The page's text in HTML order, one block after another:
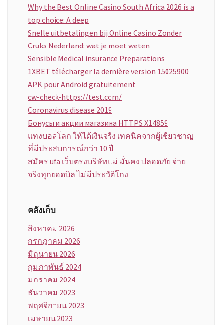
Why the Best Online Casino South Africa 2026 is a
top choice: A deep
Snelle uitbetalingen bij Online Casino Zonder
Cruks Nederland: wat je moet weten
Sensible Medical insurance Preparations
1XBET télécharger la dernière version 15025900
APK pour Android gratuitement
cw-check-https://test.com/
Coronavirus disease 2019
Бонусы и акции магазина HTTPS X14859
แทงบอลโลก ให้ได้เงินจริง เทคนิคจากผู้เชี่ยวชาญ
ที่มีประสบการณ์กว่า 10 ปี
สมัคร ufa เว็บตรงบริษัทแม่ มั่นคง ปลอดภัย จ่าย
จริงทุกยอดบิล ไม่มีประวัติโกง
คลังเก็บ
สิงหาคม 2026
กรกฎาคม 2026
มิถุนายน 2026
กุมภาพันธ์ 2024
มกราคม 2024
ธันวาคม 2023
พฤศจิกายน 2023
เมษายน 2023